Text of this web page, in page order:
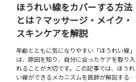
ほうれい線をカバーする方法
とは？マッサージ・メイク・
スキンケアを解説
年齢とともに気になりやすい「ほうれい線」
は、原因を知り、自分に合ったケアを取り入
れることが大切です。この記事では、ほうれ
い線ができるメカニズムを医師が解説する…